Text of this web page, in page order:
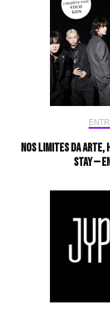
Nos limites da arte,
STAY —